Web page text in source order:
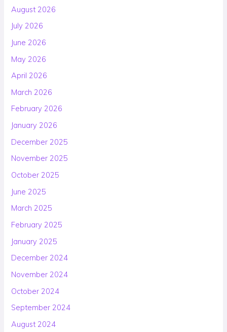
August 2026
July 2026
June 2026
May 2026
April 2026
March 2026
February 2026
January 2026
December 2025
November 2025
October 2025
June 2025
March 2025
February 2025
January 2025
December 2024
November 2024
October 2024
September 2024
August 2024